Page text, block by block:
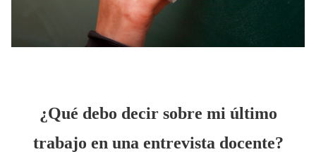
¿Qué debo decir sobre mi último
trabajo en una entrevista docente?